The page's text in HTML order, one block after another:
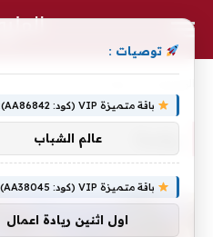
توصيات :
باقة متميزة VIP (كود: AA86842):
عالم الشباب
باقة متميزة VIP (كود: AA38045):
اول اثنين ريادة اعمال